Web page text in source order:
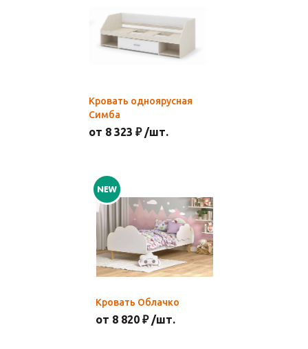
Кровать одноярусная
Симба
от 8 323 ₽ /шт.
Кровать Облачко
от 8 820 ₽ /шт.